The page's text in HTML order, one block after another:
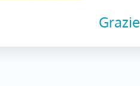
Grazie